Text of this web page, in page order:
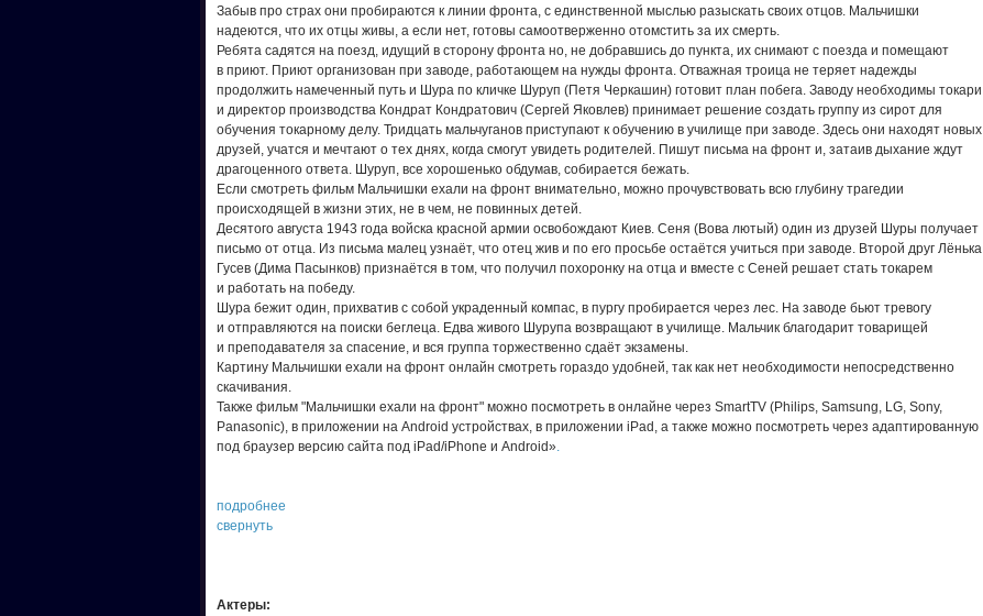
Забыв про страх они пробираются к линии фронта, с единственной мыслью разыскать своих отцов. Мальчишки
надеются, что их отцы живы, а если нет, готовы самоотверженно отомстить за их смерть.
Ребята садятся на поезд, идущий в сторону фронта но, не добравшись до пункта, их снимают с поезда и помещают
в приют. Приют организован при заводе, работающем на нужды фронта. Отважная троица не теряет надежды
продолжить намеченный путь и Шура по кличке Шуруп (Петя Черкашин) готовит план побега. Заводу необходимы токари
и директор производства Кондрат Кондратович (Сергей Яковлев) принимает решение создать группу из сирот для
обучения токарному делу. Тридцать мальчуганов приступают к обучению в училище при заводе. Здесь они находят новых
друзей, учатся и мечтают о тех днях, когда смогут увидеть родителей. Пишут письма на фронт и, затаив дыхание ждут
драгоценного ответа. Шуруп, все хорошенько обдумав, собирается бежать.
Если смотреть фильм Мальчишки ехали на фронт внимательно, можно прочувствовать всю глубину трагедии
происходящей в жизни этих, не в чем, не повинных детей.
Десятого августа 1943 года войска красной армии освобождают Киев. Сеня (Вова лютый) один из друзей Шуры получает
письмо от отца. Из письма малец узнаёт, что отец жив и по его просьбе остаётся учиться при заводе. Второй друг Лёнька
Гусев (Дима Пасынков) признаётся в том, что получил похоронку на отца и вместе с Сеней решает стать токарем
и работать на победу.
Шура бежит один, прихватив с собой украденный компас, в пургу пробирается через лес. На заводе бьют тревогу
и отправляются на поиски беглеца. Едва живого Шурупа возвращают в училище. Мальчик благодарит товарищей
и преподавателя за спасение, и вся группа торжественно сдаёт экзамены.
Картину Мальчишки ехали на фронт онлайн смотреть гораздо удобней, так как нет необходимости непосредственно
скачивания.
Также фильм "Мальчишки ехали на фронт" можно посмотреть в онлайне через SmartTV (Philips, Samsung, LG, Sony,
Panasonic), в приложении на Android устройствах, в приложении iPad, а также можно посмотреть через адаптированную
под браузер версию сайта под iPad/iPhone и Android».
подробнее
свернуть
Актеры: